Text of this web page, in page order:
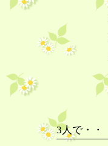
3人で・・